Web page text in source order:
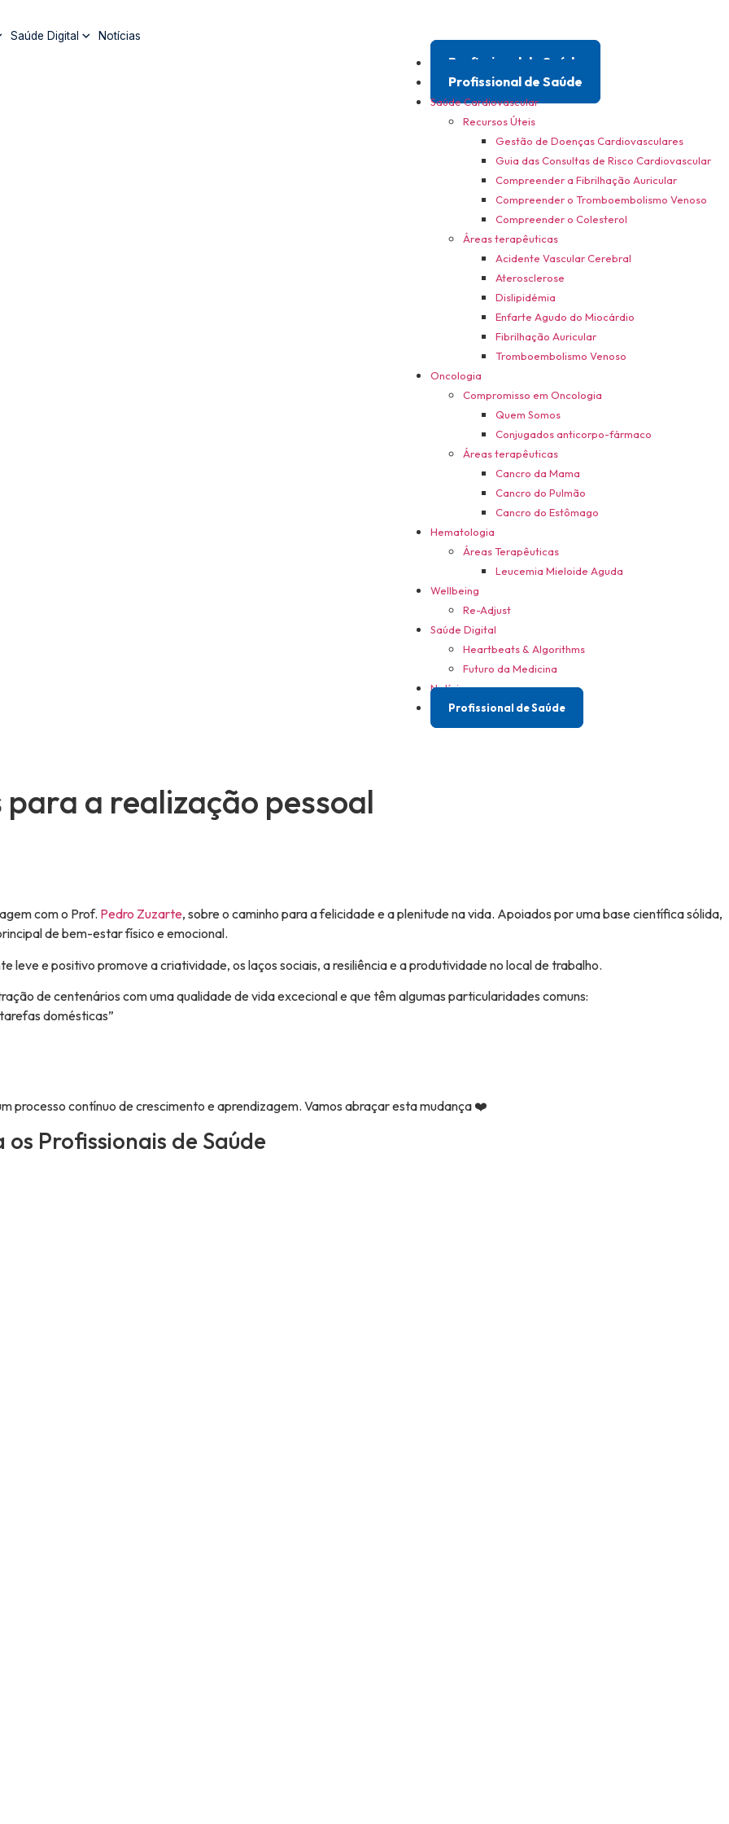
Saúde Digital Notícias
Profissional de Saúde
Profissional de Saúde
Saúde Cardiovascular
Recursos Úteis
Gestão de Doenças Cardiovasculares
Guia das Consultas de Risco Cardiovascular
Compreender a Fibrilhação Auricular
Compreender o Tromboembolismo Venoso
Compreender o Colesterol
Áreas terapêuticas
Acidente Vascular Cerebral
Aterosclerose
Dislipidémia
Enfarte Agudo do Miocárdio
Fibrilhação Auricular
Tromboembolismo Venoso
Oncologia
Compromisso em Oncologia
Quem Somos
Conjugados anticorpo-fármaco
Áreas terapêuticas
Cancro da Mama
Cancro do Pulmão
Cancro do Estômago
Hematologia
Áreas Terapêuticas
Leucemia Mieloide Aguda
Wellbeing
Re-Adjust
Saúde Digital
Heartbeats & Algorithms
Futuro da Medicina
Notícias
Profissional de Saúde
a realização pessoal
com o Prof. Pedro Zuzarte, sobre o caminho para a felicidade e a plenitude na vida. Apoiados por uma base científica sólida,
de bem-estar físico e emocional.
leve e positivo promove a criatividade, os laços sociais, a resiliência e a produtividade no local de trabalho.
de centenários com uma qualidade de vida excecional e que têm algumas particularidades comuns:
domésticas”
processo contínuo de crescimento e aprendizagem. Vamos abraçar esta mudança ❤️
Profissionais de Saúde